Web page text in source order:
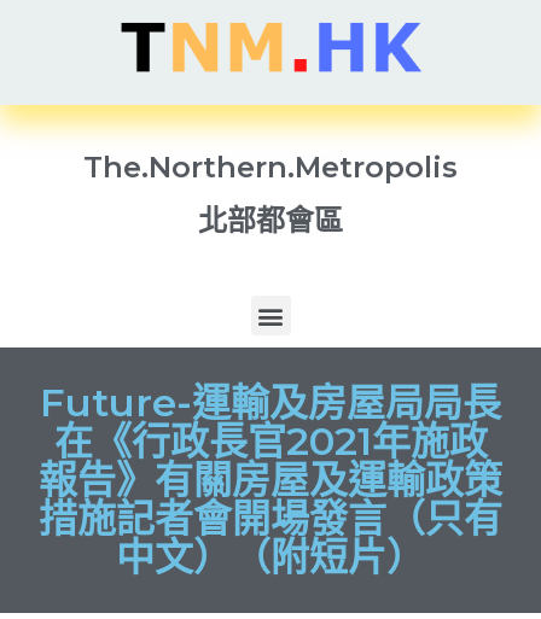
The.Northern.Metropolis
北部都會區
Future-運輸及房屋局局長
在《行政長官2021年施政
報告》有關房屋及運輸政策
措施記者會開場發言（只有
中文）（附短片）